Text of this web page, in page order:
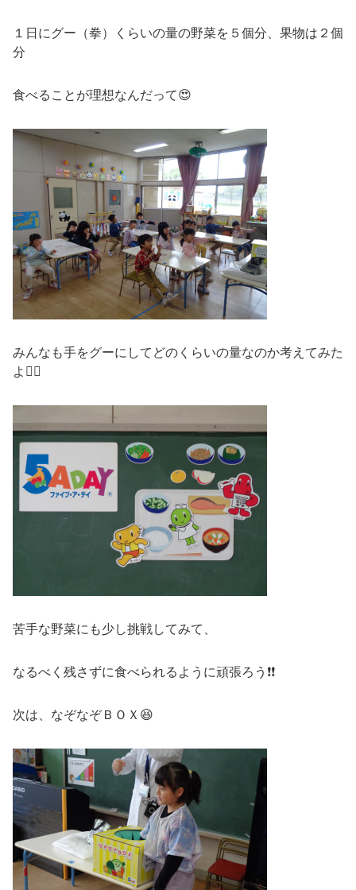
１日にグー（拳）くらいの量の野菜を５個分、果物は２個
分
食べることが理想なんだって😍
みんなも手をグーにしてどのくらいの量なのか考えてみた
よ✊🏻
苦手な野菜にも少し挑戦してみて、
なるべく残さずに食べられるように頑張ろう❗❗
次は、なぞなぞＢＯＸ😆